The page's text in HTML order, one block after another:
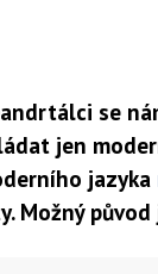
se
jen
jazyka
Možný